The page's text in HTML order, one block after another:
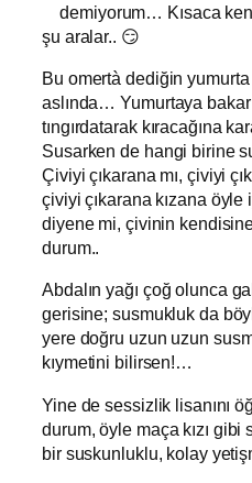
demiyorum… Kısaca
şu aralar.. 😏
Bu omertà dediğin
aslında… Yumurtaya
tıngırdatarak kıracağına
Susarken de hangi birine
Çiviyi çıkarana mı, çiviyi
çiviyi çıkarana kızana öyle
diyene mi, çivinin
durum..
Abdalın yağı çoğ olunca
gerisine; susmukluk da
yere doğru uzun uzun
kıymetini bilirsen!…
Yine de sessizlik lisanını
durum, öyle maça kızı gibi
bir suskunluklu, kolay